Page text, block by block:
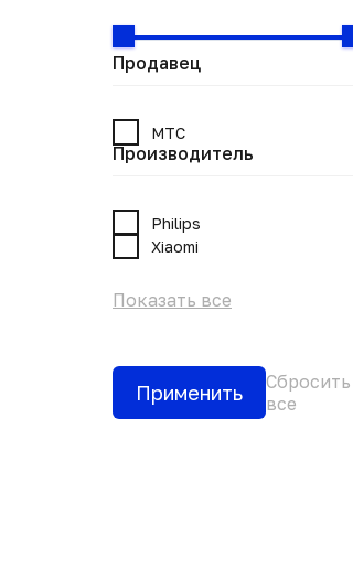
Продавец
МТС
Производитель
Philips
Xiaomi
Показать все
Применить
Сбросить
все